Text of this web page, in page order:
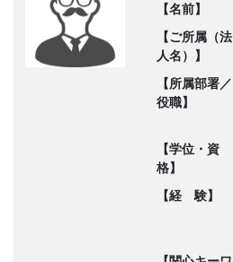
【名前】
【ご所属（法
人名）】
【所属部署／
役職】
【学位・資
格】
【経 験】